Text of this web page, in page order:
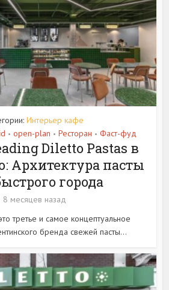
Интерьер кафе
• open-plan • Ресторан • Фаст-фуд
Diletto Pastas в
Архитектура пасты
города
8 месяцев назад
третье и самое концептуальное
бренда свежей пасты...